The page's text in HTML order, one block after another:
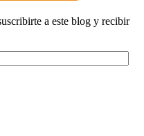
a este blog y recibir